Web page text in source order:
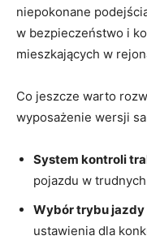
niepokonane
w bezpieczeństwo i⁣
mieszkających w
Co jeszcze warto
wyposażenie wersji
System kontroli
pojazdu ‌w
Wybór‌ trybu jazdy
ustawienia dla